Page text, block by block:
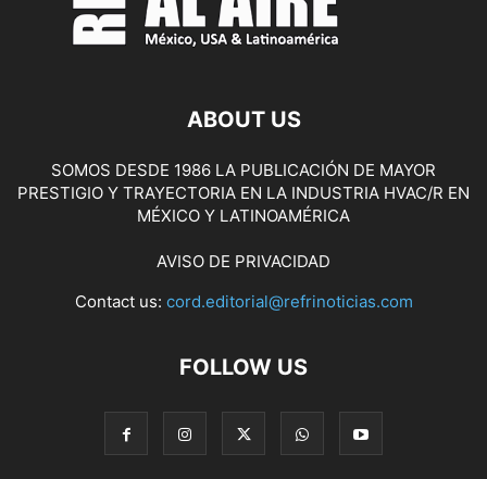
ABOUT US
SOMOS DESDE 1986 LA PUBLICACIÓN DE MAYOR
PRESTIGIO Y TRAYECTORIA EN LA INDUSTRIA HVAC/R EN
MÉXICO Y LATINOAMÉRICA
AVISO DE PRIVACIDAD
Contact us: cord.editorial@refrinoticias.com
FOLLOW US